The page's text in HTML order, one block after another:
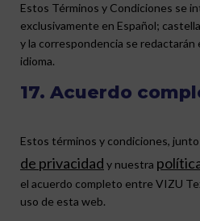
Estos Términos y Condiciones se
exclusivamente en Español;
y la correspondencia se redactarán
idioma.
17. Acuerdo
Estos términos y condiciones,
de privacidad y nuestra
el acuerdo completo entre VIZU
uso de esta web.